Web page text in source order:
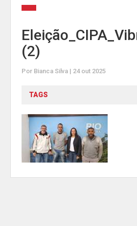
(2)
Por Bianca Silva | 24 out 2025
TAGS